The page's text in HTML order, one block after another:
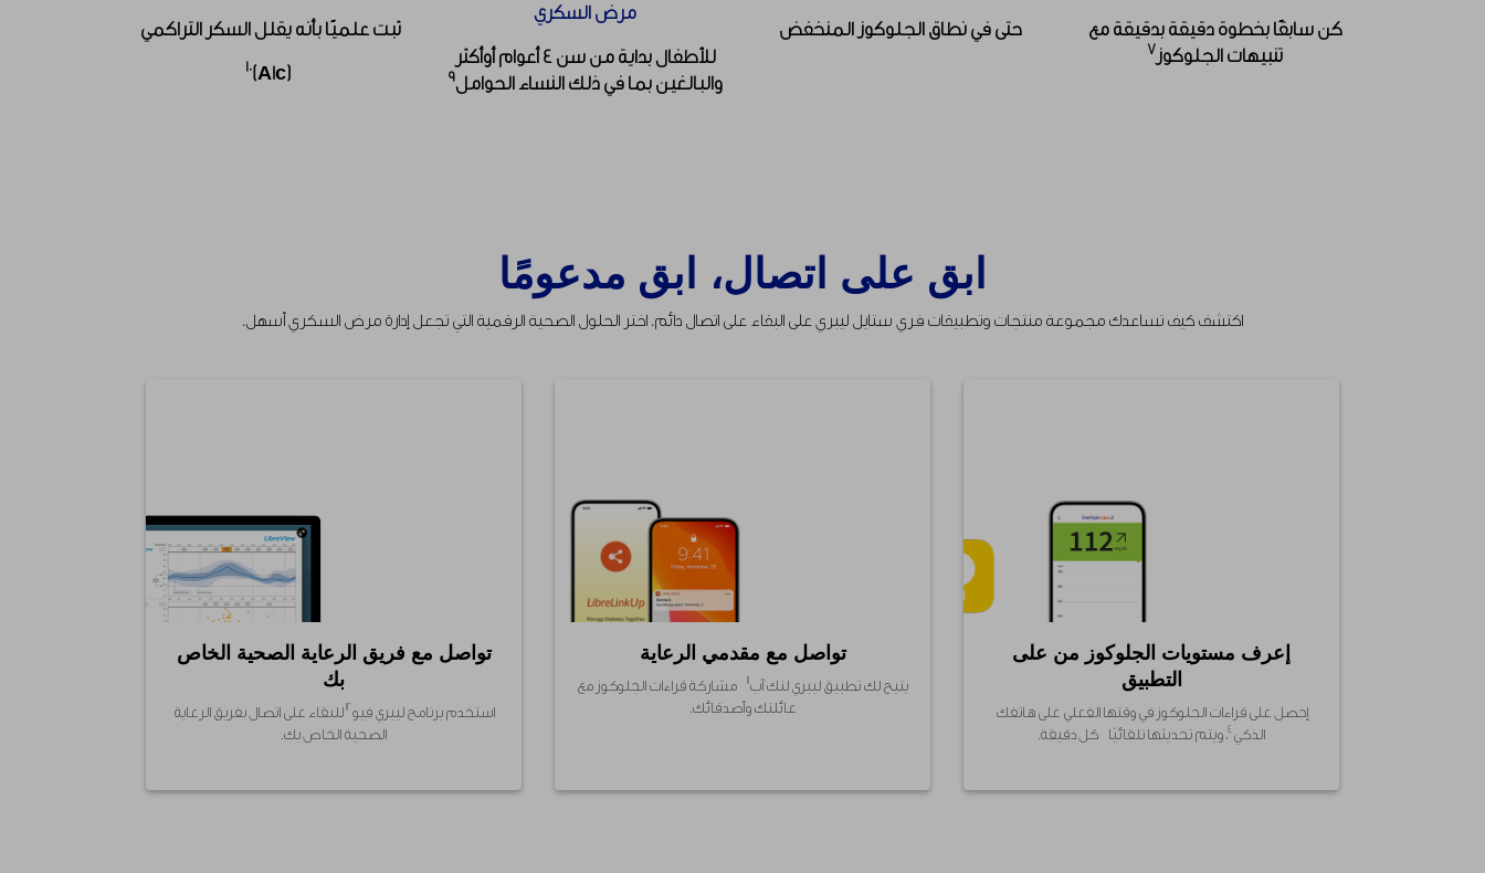
كن سابقًا بخطوة دقيقة بدقيقة مع
تنبيهات الجلوكوز ٧
حتى في نطاق الجلوكوز المنخفض
مرض السكري
للأطفال بداية من سن 4 أعوام أوأكثر
والبالغين بما في ذلك النساء الحوامل٩
ثبت علميًا بأنه يقلل السكر التراكمي
(A1c) ١٠
ابق على اتصال، ابق مدعومًا
اكتشف كيف تساعدك مجموعة منتجات وتطبيقات فري ستايل ليبري على البقاء على اتصال دائم. اختر الحلول الصحية الرقمية التي تجعل إدارة مرض السكري أسهل.
إعرف مستويات الجلوكوز من على
التطبيق
إحصل على قراءات الجلوكوز في وقتها الفعلي على هاتفك
الذكي٤، ويتم تحديثها تلقائيًا كل دقيقة.
تواصل مع مقدمي الرعاية
يتيح لك تطبيق ليبري لنك آب١١
مشاركة قراءات الجلوكوز مع
عائلتك وأصدقائك.
تواصل مع فريق الرعاية الصحية الخاص
بك
استخدم برنامج ليبري فيو١٢ للبقاء على اتصال بفريق الرعاية
الصحية الخاص بك.